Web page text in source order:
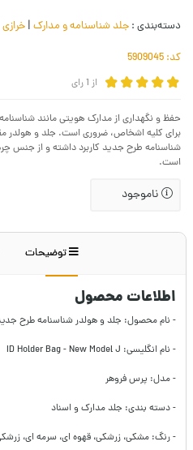
دسته‌بندی : جلد شناسنامه و مدارک | خرازی
کد:
از 1رای
حفظ و نگهداری از مدارک هویتی مانند
برای کلیه اشخاص، ضروری است. جلد و هولدر
شناسنامه طرح جدید کاربرد داشته و از جنس
است.
ناموجود
توضیحات
اطلاعات محصول
- نام محصول: جلد و هولدر شناسنامه طرح
- نام انگلیسی: ID Holder Bag - New Model J
- مدل: پرس فروهر
- دسته بندی: جلد مدارک و اسناد
- رنگ: مشکی، زرشکی، قهوه ای، سرمه ای،